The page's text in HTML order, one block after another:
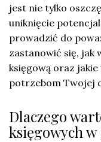
jest nie tylko
uniknięcie
prowadzić do
zastanowić się, jak
księgową oraz
potrzebom Twojej
Dlaczego
księgowych w